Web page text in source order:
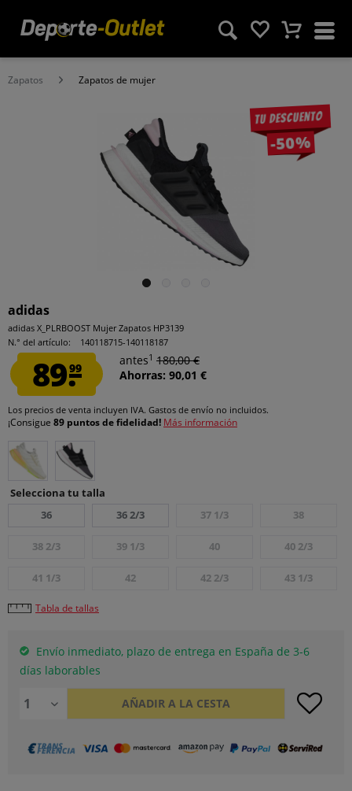
Zapatos Zapatos de mujer
Tu descuento
-50%
adidas
adidas X_PLRBOOST Mujer Zapatos HP3139
N.° del artículo:
140118715-140118187
89.99
antes1 180,00 €
Ahorras: 90,01 €
Los precios de venta incluyen IVA. Gastos de envío no incluidos.
¡Consigue 89 puntos de fidelidad! Más información
Selecciona tu talla
36
36 2/3 37 1/3 38
38 2/3 39 1/3 40 40 2/3
41 1/3 42 42 2/3 43 1/3
Tabla de tallas
Envío inmediato, plazo de entrega en España de 3-6
días laborables
AÑADIR A LA CESTA